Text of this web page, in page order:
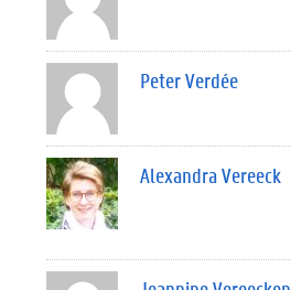
Peter Verdée
Alexandra Vereeck